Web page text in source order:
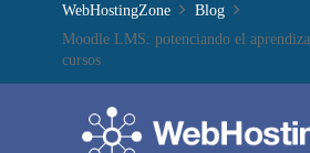
WebHostingZone
Blog
Moodle LMS: potenciando el
cursos